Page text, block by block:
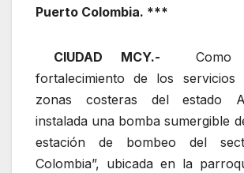
Puerto Colombia. ***
CIUDAD MCY.-
fortalecimiento de los servicios
zonas costeras del estado
instalada una bomba sumergible
estación de bombeo del
Colombia”, ubicada en la